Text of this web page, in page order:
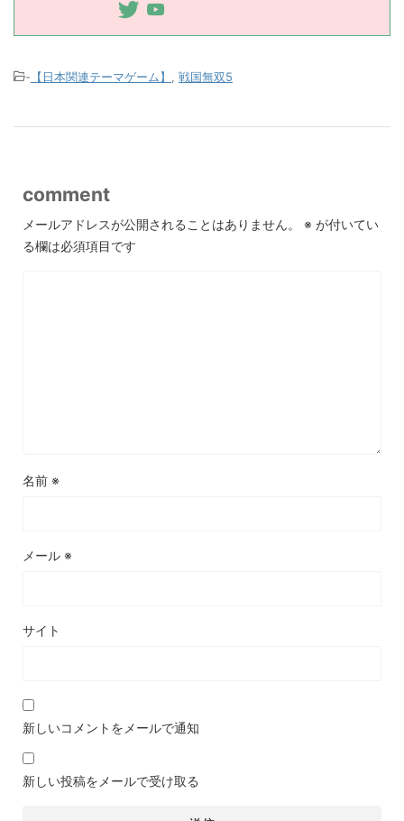
- 【日本関連テーマゲーム】 戦国無双5
comment
メールアドレスが公開されることはありません。 ※ が付いてい
る欄は必須項目です
名前 ※
メール ※
サイト
新しいコメントをメールで通知
新しい投稿をメールで受け取る